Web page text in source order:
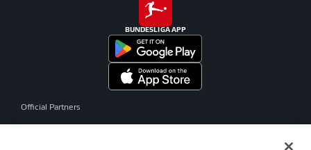
BUNDESLIGA APP
Official Partners